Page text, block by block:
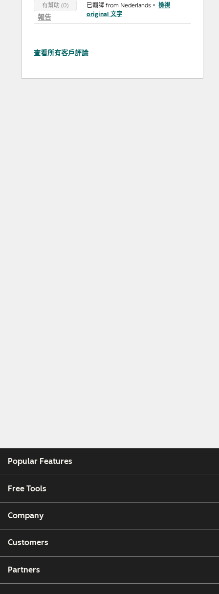
有幫助 (0)
報告
已翻譯 from Nederlands。 檢視
original 文字
查看所有客戶評論
Popular Features
Free Tools
Company
Customers
Partners